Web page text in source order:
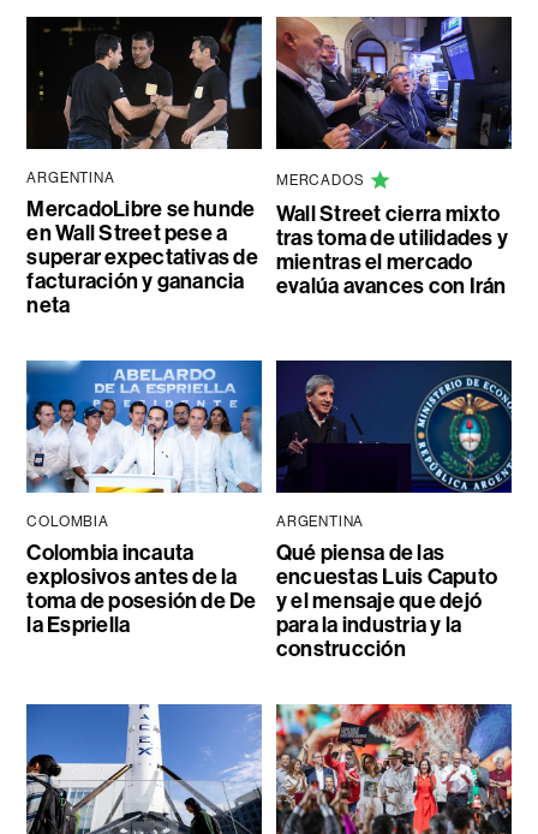
ARGENTINA
MercadoLibre se hunde
en Wall Street pese a
superar expectativas de
facturación y ganancia
neta
MERCADOS
Wall Street cierra mixto
tras toma de utilidades y
mientras el mercado
evalúa avances con Irán
COLOMBIA
Colombia incauta
explosivos antes de la
toma de posesión de De
la Espriella
ARGENTINA
Qué piensa de las
encuestas Luis Caputo
y el mensaje que dejó
para la industria y la
construcción